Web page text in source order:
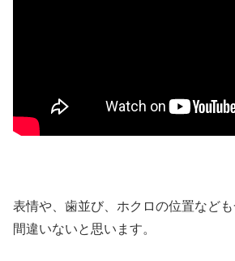
表情や、歯並び、ホクロの位置など
間違いないと思います。